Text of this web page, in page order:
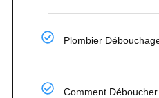
Plombier
Comment